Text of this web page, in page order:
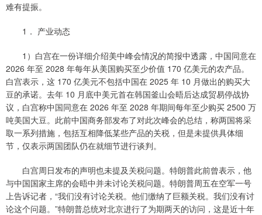
难有提振。
1． 产业动态
1）白宫在一份详细介绍美中峰会情况的简报中透露，中国同意在
2026 年至 2028 年每年从美国购买至少价值 170 亿美元的农产品。
白宫表示，这 170 亿美元不包括中国在 2025 年 10 月做出的购买大
豆的承诺。去年 10 月底中美元首在韩国釜山会晤后达成贸易停战协
议，白宫称中国同意在 2026 年至 2028 年期间每年至少购买 2500 万
吨美国大豆。此前中国商务部发布了对此次峰会的总结，称两国将采
取一系列措施，包括互相降低某些产品的关税，但是未提供具体细
节，仅表示两国团队仍在就细节进行谈判。
白宫周日发布的声明也未提及关税问题。特朗普此前曾表示，他
与中国国家主席的会晤中并未讨论关税问题。特朗普周五在空军一号
上告诉记者，“我们没有讨论关税。他们缴纳了巨额关税。我们没有讨
论这个问题。”特朗普总统对北京进行了为期两天的访问，这是近十年